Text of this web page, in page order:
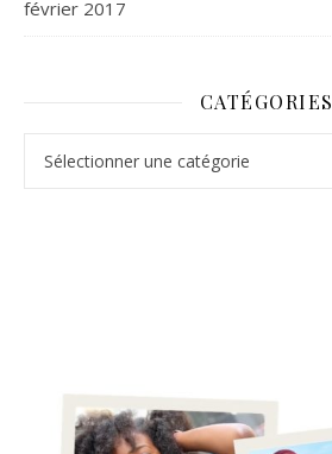
février 2017
CATÉGORIES